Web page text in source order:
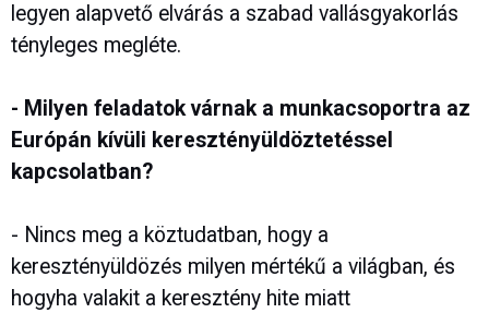
legyen alapvető elvárás a szabad vallásgyakorlás
tényleges megléte.
- Milyen feladatok várnak a munkacsoportra az
Európán kívüli keresztényüldöztetéssel
kapcsolatban?
- Nincs meg a köztudatban, hogy a
keresztényüldözés milyen mértékű a világban, és
hogyha valakit a keresztény hite miatt